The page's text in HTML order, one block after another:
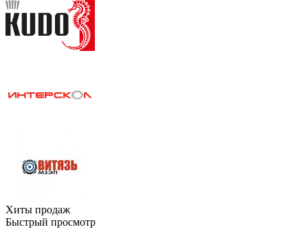
Хиты продаж
Быстрый просмотр